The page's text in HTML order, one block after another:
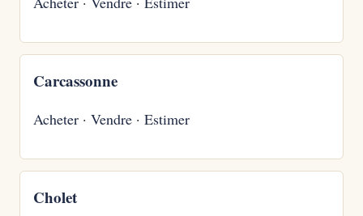
Carcassonne
Acheter · Vendre · Estimer
Cholet